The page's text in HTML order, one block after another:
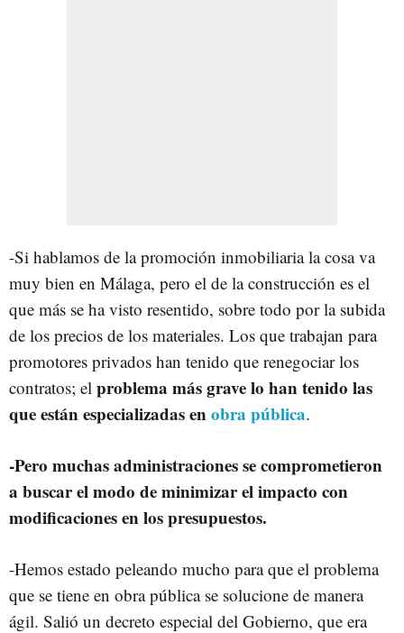
-Si hablamos de la promoción inmobiliaria la cosa va
muy bien en Málaga, pero el de la construcción es el
que más se ha visto resentido, sobre todo por la subida
de los precios de los materiales. Los que trabajan para
promotores privados han tenido que renegociar los
contratos; el problema más grave lo han tenido las
que están especializadas enobra pública.
-Pero muchas administraciones se comprometieron
a buscar el modo de minimizar el impacto con
modificaciones en los presupuestos.
-Hemos estado peleando mucho para que el problema
que se tiene en obra pública se solucione de manera
ágil. Salió un decreto especial del Gobierno, que era